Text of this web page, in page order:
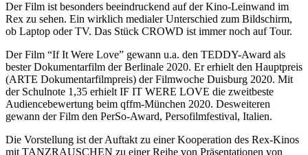
Der Film ist besonders beeindruckend auf der Kino-Leinwand im
Rex zu sehen. Ein wirklich medialer Unterschied zum Bildschirm,
ob Laptop oder TV. Das Stück CROWD ist immer noch auf Tour.
Der Film “If It Were Love” gewann u.a. den TEDDY-Award als
bester Dokumentarfilm der Berlinale 2020. Er erhielt den Hauptpreis
(ARTE Dokumentarfilmpreis) der Filmwoche Duisburg 2020. Mit
der Schulnote 1,35 erhielt IF IT WERE LOVE die zweitbeste
Audiencebewertung beim qffm-München 2020. Desweiteren
gewann der Film den PerSo-Award, Persofilmfestival, Italien.
Die Vorstellung ist der Auftakt zu einer Kooperation des Rex-Kinos
mit TANZRAUSCHEN zu einer Reihe von Präsentationen von